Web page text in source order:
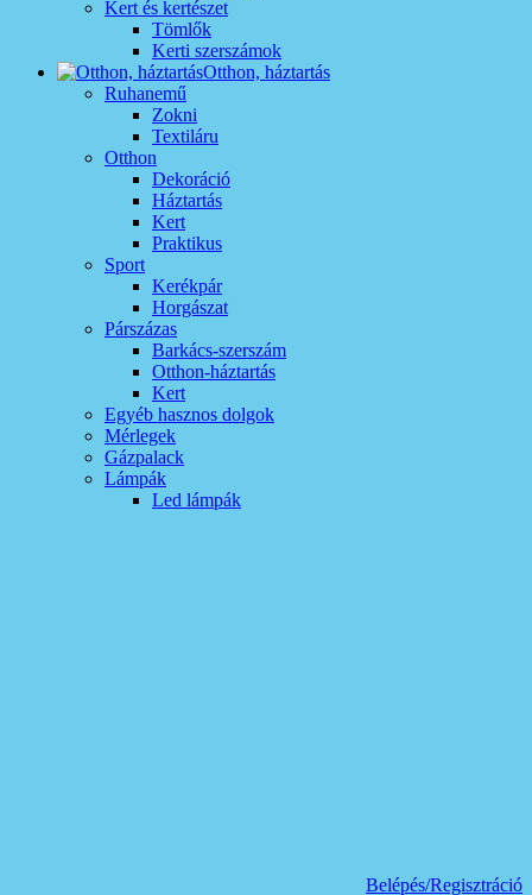
Kert és kertészet
Tömlők
Kerti szerszámok
Otthon, háztartás
Ruhanemű
Zokni
Textiláru
Otthon
Dekoráció
Háztartás
Kert
Praktikus
Sport
Kerékpár
Horgászat
Párszázas
Barkács-szerszám
Otthon-háztartás
Kert
Egyéb hasznos dolgok
Mérlegek
Gázpalack
Lámpák
Led lámpák
Belépés/Regisztráció